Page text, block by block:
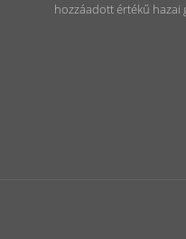
hozzáadott értékű hazai